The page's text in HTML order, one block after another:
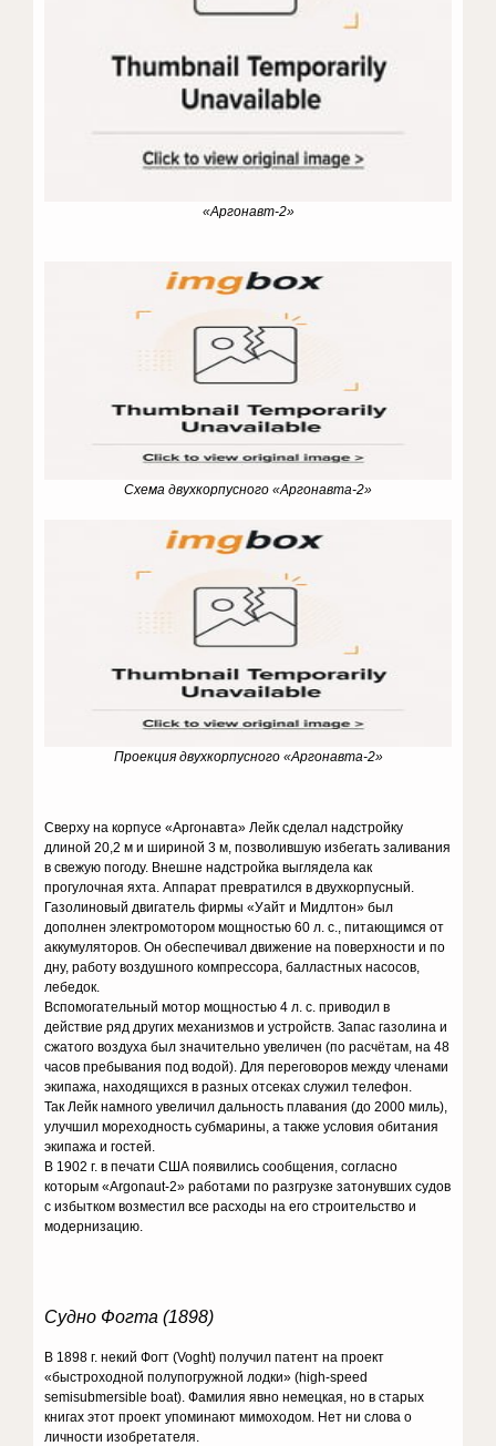
«Аргонавт-2»
Схема двухкорпусного «Аргонавта-2»
Проекция двухкорпусного «Аргонавта-2»
Сверху на корпусе «Аргонавта» Лейк сделал надстройку
длиной 20,2 м и шириной 3 м, позволившую избегать заливания
в свежую погоду. Внешне надстройка выглядела как
прогулочная яхта. Аппарат превратился в двухкорпусный.
Газолиновый двигатель фирмы «Уайт и Мидлтон» был
дополнен электромотором мощностью 60 л. с., питающимся от
аккумуляторов. Он обеспечивал движение на поверхности и по
дну, работу воздушного компрессора, балластных насосов,
лебедок.
Вспомогательный мотор мощностью 4 л. с. приводил в
действие ряд других механизмов и устройств. Запас газолина и
сжатого воздуха был значительно увеличен (по расчётам, на 48
часов пребывания под водой). Для переговоров между членами
экипажа, находящихся в разных отсеках служил телефон.
Так Лейк намного увеличил дальность плавания (до 2000 миль),
улучшил мореходность субмарины, а также условия обитания
экипажа и гостей.
В 1902 г. в печати США появились сообщения, согласно
которым «Argonaut-2» работами по разгрузке затонувших судов
с избытком возместил все расходы на его строительство и
модернизацию.
Судно Фогта (1898)
В 1898 г. некий Фогт (Voght) получил патент на проект
«быстроходной полупогружной лодки» (high-speed
semisubmersible boat). Фамилия явно немецкая, но в старых
книгах этот проект упоминают мимоходом. Нет ни слова о
личности изобретателя.